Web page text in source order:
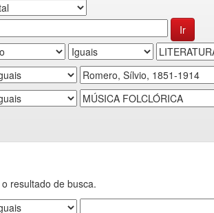
resultado de busca.